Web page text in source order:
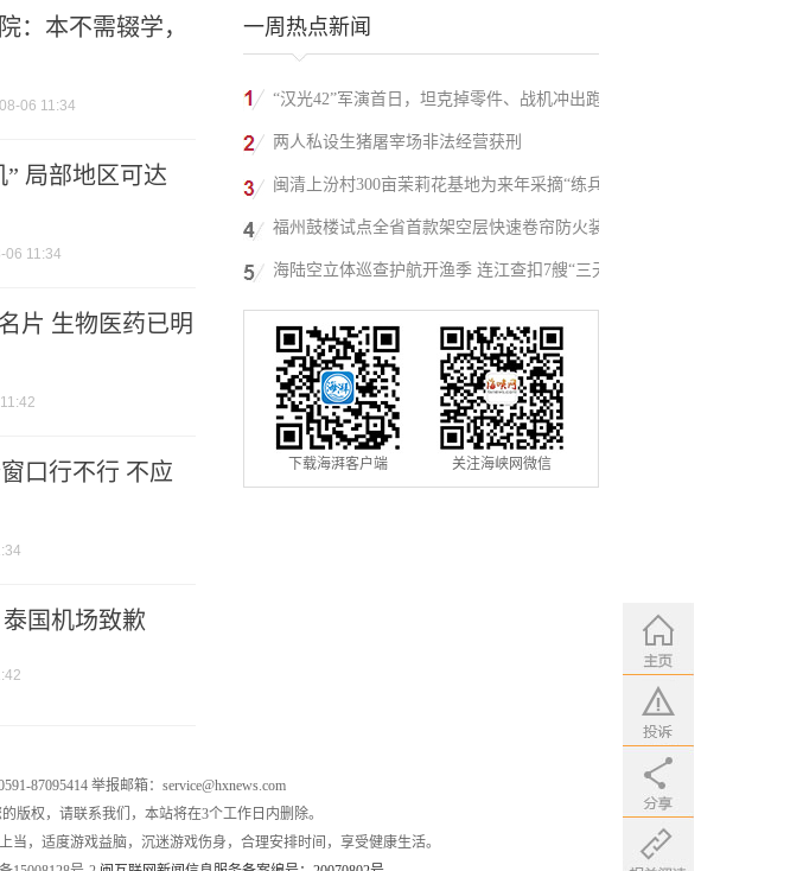
：本不需辍学，
06 11:34
局部地区可达
06 11:34
片 生物医药已明
口行不行 不应
国机场致歉
国县域发展潜力百强县”
一周热点新闻
“汉光42”军演首日，坦克掉零件、战机冲出跑
道、赖清德逃跑……螺丝都拧不紧，台军能打
两人私设生猪屠宰场非法经营获刑
闽清上汾村300亩茉莉花基地为来年采摘“练兵”
福州鼓楼试点全省首款架空层快速卷帘防火装
置
海陆空立体巡查护航开渔季 连江查扣7艘“三无”
船舶
下载海湃客户端 关注海峡网微信
87095414 举报邮箱：service@hxnews.com
版权，请联系我们，本站将在3个工作日内删除。
，适度游戏益脑，沉迷游戏伤身，合理安排时间，享受健康生活。